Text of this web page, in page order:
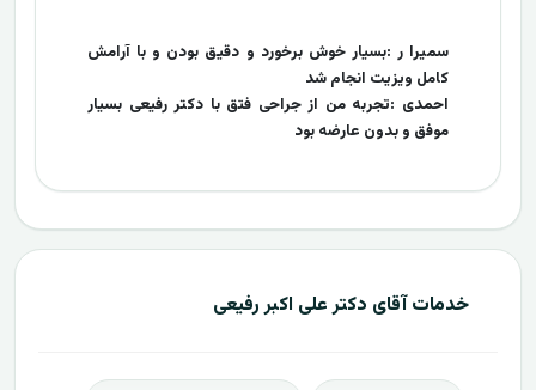
سمیرا ر :بسیار خوش‌ برخورد و دقیق بودن و با آرامش
کامل ویزیت انجام شد
احمدی :تجربه من از جراحی فتق با دکتر رفیعی بسیار
موفق و بدون عارضه بود
خدمات آقای دکتر علی اکبر رفیعی